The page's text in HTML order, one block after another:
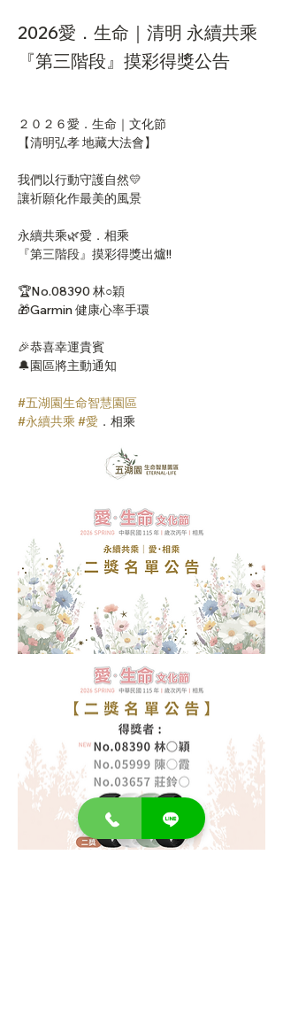
2026愛．生命｜清明 永續共乘
『第三階段』摸彩得獎公告
２０２６愛．生命｜文化節
【清明弘孝 地藏大法會】
我們以行動守護自然💛
讓祈願化作最美的風景
永續共乘🌿愛．相乘
『第三階段』摸彩得獎出爐!!
🏆No.08390 林○穎
🎁Garmin 健康心率手環
🎉恭喜幸運貴賓
🔔園區將主動通知
#五湖園生命智慧園區
#永續共乘 #愛 ．相乘